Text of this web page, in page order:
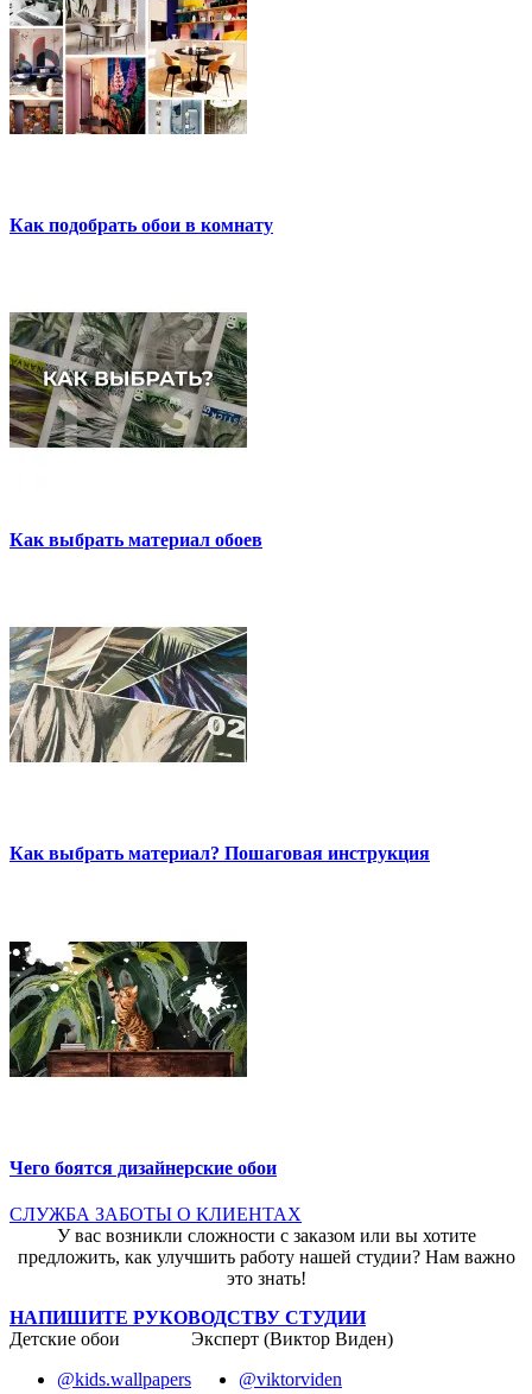
Как подобрать обои в комнату
Как выбрать материал обоев
Как выбрать материал? Пошаговая инструкция
Чего боятся дизайнерские обои
СЛУЖБА ЗАБОТЫ О КЛИЕНТАХ
У вас возникли сложности с заказом или вы хотите
предложить, как улучшить работу нашей студии? Нам важно
это знать!
НАПИШИТЕ РУКОВОДСТВУ СТУДИИ
Детские обои
@kids.wallpapers
Эксперт (Виктор Виден)
@viktorviden